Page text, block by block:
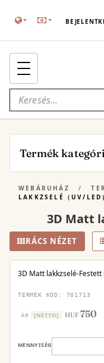
Termék
WEBÁRUHÁZ /
LAKKZSELÉ（UV/LED
3D Matt
RÁCS NÉZET
3D Matt lakkzselé-Festett
TERMÉK KÓD: 701713
ÁR [NETTO] HUF750
MENNYISÉG